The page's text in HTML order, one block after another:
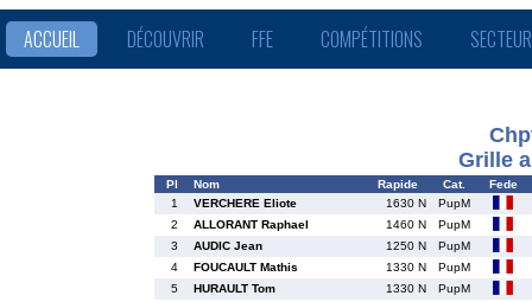
ACCUEIL DÉCOUVRIR FFE COMPÉTITIONS
Grille
Pl Nom Rapide Cat.
Fede
1
VERCHERE Eliote 1630 N
PupM
2
ALLORANT Raphael 1460 N
PupM
3
AUDIC Jean 1250 N
PupM
4
FOUCAULT Mathis 1330 N
PupM
5
HURAULT Tom 1330 N
PupM